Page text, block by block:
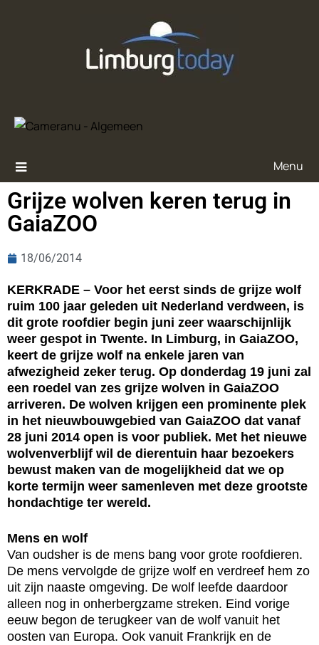
Menu
Grijze wolven keren terug in
GaiaZOO
18/06/2014
KERKRADE – Voor het eerst sinds de grijze wolf
ruim 100 jaar geleden uit Nederland verdween, is
dit grote roofdier begin juni zeer waarschijnlijk
weer gespot in Twente. In Limburg, in GaiaZOO,
keert de grijze wolf na enkele jaren van
afwezigheid zeker terug. Op donderdag 19 juni zal
een roedel van zes grijze wolven in GaiaZOO
arriveren. De wolven krijgen een prominente plek
in het nieuwbouwgebied van GaiaZOO dat vanaf
28 juni 2014 open is voor publiek. Met het nieuwe
wolvenverblijf wil de dierentuin haar bezoekers
bewust maken van de mogelijkheid dat we op
korte termijn weer samenleven met deze grootste
hondachtige ter wereld.
Mens en wolf
Van oudsher is de mens bang voor grote roofdieren.
De mens vervolgde de grijze wolf en verdreef hem zo
uit zijn naaste omgeving. De wolf leefde daardoor
alleen nog in onherbergzame streken. Eind vorige
eeuw begon de terugkeer van de wolf vanuit het
oosten van Europa. Ook vanuit Frankrijk en de